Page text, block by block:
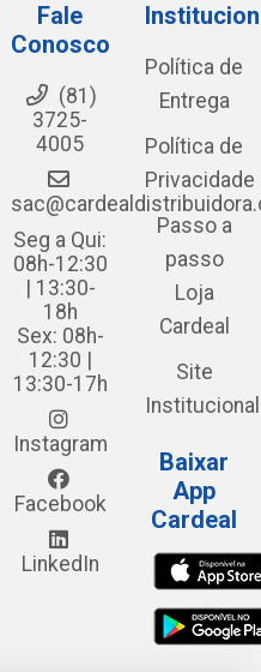
Fale
Conosco
(81)
3725-
4005
Seg a Qui:
08h-12:30
| 13:30-
18h
Sex: 08h-
12:30 |
13:30-17h
Instagram
Facebook
LinkedIn
Política de
Entrega
Política de
Privacidade
Passo a
passo
Loja
Cardeal
Site
Institucional
Baixar
App
Cardeal